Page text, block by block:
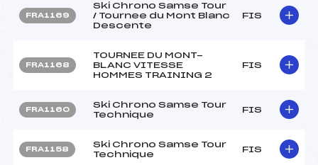
FRA1169
Ski Chrono Samse Tour
/ Tournee du Mont Blanc
Descente
FIS
FRA1168
TOURNEE DU MONT-
BLANC VITESSE
HOMMES TRAINING 2
FIS
FRA1160
Ski Chrono Samse Tour
Technique
FIS
FRA1158
Ski Chrono Samse Tour
Technique
FIS